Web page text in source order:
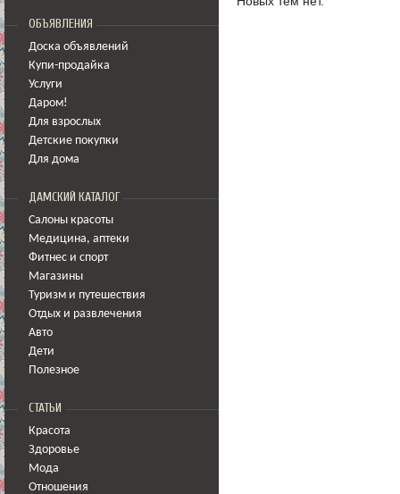
ОБЪЯВЛЕНИЯ
Доска объявлений
Купи-продайка
Услуги
Даром!
Для взрослых
Детские покупки
Для дома
ДАМСКИЙ КАТАЛОГ
Салоны красоты
Медицина, аптеки
Фитнес и спорт
Магазины
Туризм и путешествия
Отдых и развлечения
Авто
Дети
Полезное
СТАТЬИ
Красота
Здоровье
Мода
Отношения